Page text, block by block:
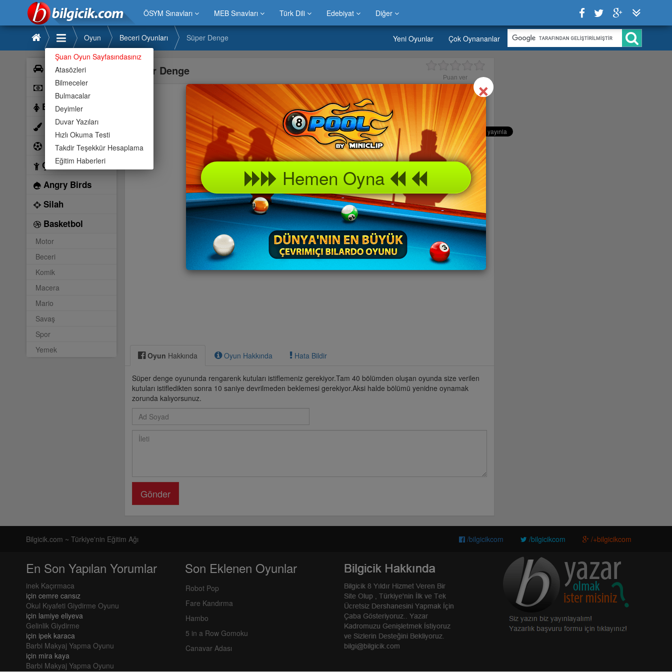
ÖSYM Sınavları MEB Sınavları Türk Dili Edebiyat Diğer
Şuan Oyun Sayfasındasınız
Atasözleri
Bilmeceler
Bulmacalar
Deyimler
Duvar Yazıları
Hızlı Okuma Testi
Takdir Teşekkür Hesaplama
Eğitim Haberleri
Oyun Beceri Oyunları Süper Denge Yeni Oyunlar Çok Oynananlar
Araba
Bilardo
Barbie
Boyama
Futbol
Çocuk
Angry Birds
Silah
Basketbol
Motor
Beceri
Komik
Macera
Mario
Savaş
Spor
Yemek
Süper Denge Puan ver
Oyun Hakkında Oyun Hakkında Hata Bildir
Süper denge oyununda rengarenk kutuları istiflemeniz gerekiyor.Tam 40 bölümden oluşan oyunda size verilen
kutuları istifledikten sonra 10 saniye devrilmeden beklemesi gerekiyor.Aksi halde bölümü yenidne oynamak
zorunda kalıyorsunuz.
Gönder
Bilgicik.com ~ Türkiye'nin Eğitim Ağı /bilgicikcom /bilgicikcom /+bilgicikcom
En Son Yapılan Yorumlar
inek Kaçırmaca
için cemre cansız
Okul Kıyafeti Giydirme Oyunu
için lamiye eliyeva
Gelinlik Giydirme
için ipek karaca
Barbi Makyaj Yapma Oyunu
için mira kaya
Barbi Makyaj Yapma Oyunu
Son Eklenen Oyunlar
Robot Pop
Fare Kandırma
Hambo
5 in a Row Gomoku
Canavar Adası
×Close
Hemen Oyna